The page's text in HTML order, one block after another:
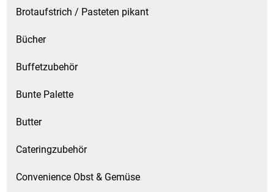
Brotaufstrich / Pasteten pikant
Bücher
Buffetzubehör
Bunte Palette
Butter
Cateringzubehör
Convenience Obst & Gemüse